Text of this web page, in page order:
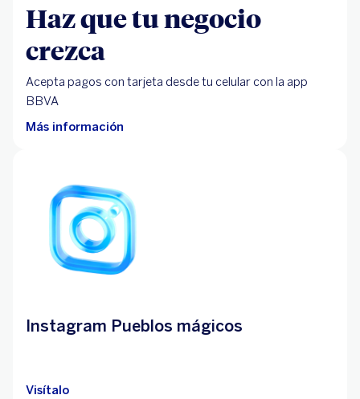
Haz que tu negocio
crezca
Acepta pagos con tarjeta desde tu celular con la app
BBVA
Más información
Instagram Pueblos mágicos
Visítalo